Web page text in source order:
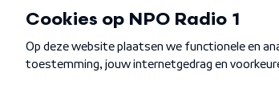
Algemene voorwaarden Privacybeleid